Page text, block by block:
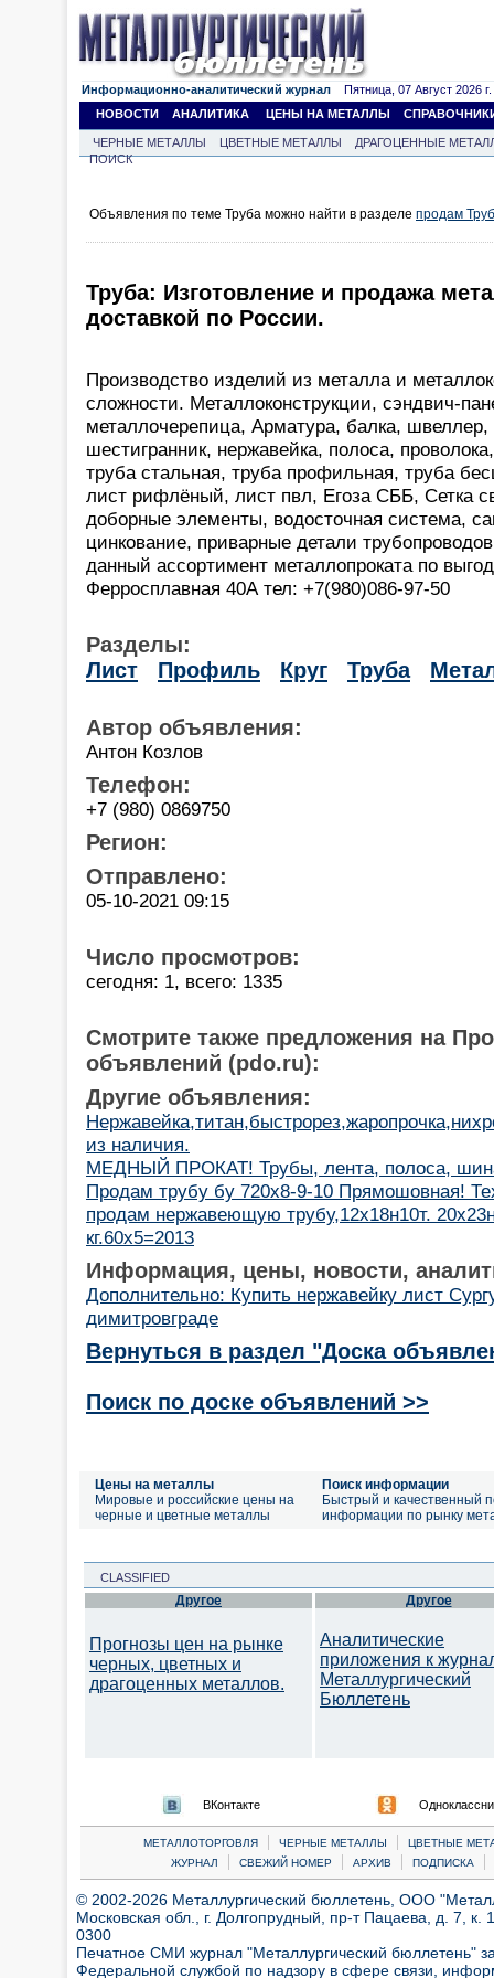
Информационно-аналитический журнал Пятница, 07 Август 2026 г.
НОВОСТИ
АНАЛИТИКА ЦЕНЫ НА МЕТАЛЛЫ
ЧЕРНЫЕ МЕТАЛЛЫ ЦВЕТНЫЕ МЕТАЛЛЫ
ДРАГОЦЕННЫЕ
ПОИСК
Объявления по теме Труба можно найти в разделе продам
Труба: Изготовление и продажа
доставкой по России.
Производство изделий из металла и
сложности. Металлоконструкции, сэндвич-
металлочерепица, Арматура, балка, швеллер,
шестигранник, нержавейка, полоса,
труба стальная, труба профильная, труба
лист рифлёный, лист пвл, Егоза СББ, Сетка
доборные элементы, водосточная система,
цинкование, приварные детали
данный ассортимент металлопроката по
Ферросплавная 40А тел: +7(980)086-97-50
Разделы:
Лист
Профиль Круг Труба
Автор объявления:
Антон Козлов
Телефон:
+7 (980) 0869750
Регион:
Отправлено:
05-10-2021 09:15
Число просмотров:
сегодня: 1, всего: 1335
Смотрите также предложения на
объявлений (pdo.ru):
Другие объявления:
из наличия.
МЕДНЫЙ ПРОКАТ! Трубы, лента, полоса,
Продам трубу бу 720х8-9-10 Прямошовная!
продам нержавеющую трубу,12х18н10т.
кг.60х5=2013
Информация, цены, новости,
Дополнительно: Купить нержавейку лист
димитровграде
Вернуться в раздел "Доска
Поиск по доске объявлений >>
Цены на металлы
Мировые и российские цены на
черные и цветные металлы
Поиск информации
Быстрый и качественный
информации по рынку
CLASSIFIED
Другое
Прогнозы цен на рынке
черных, цветных и
драгоценных металлов.
Другое
Аналитические
приложения к
Металлургический
Бюллетень
ВКонтакте
МЕТАЛЛОТОРГОВЛЯ | ЧЕРНЫЕ МЕТАЛЛЫ |
ЦВЕТНЫЕ
ЖУРНАЛ
| СВЕЖИЙ НОМЕР | АРХИВ | ПОДПИСКА |
© 2002-2026 Металлургический бюллетень, ООО
Московская обл., г. Долгопрудный, пр-т Пацаева, д. 7,
0300
Печатное СМИ журнал "Металлургический бюллетень"
Федеральной службой по надзору в сфере связи,